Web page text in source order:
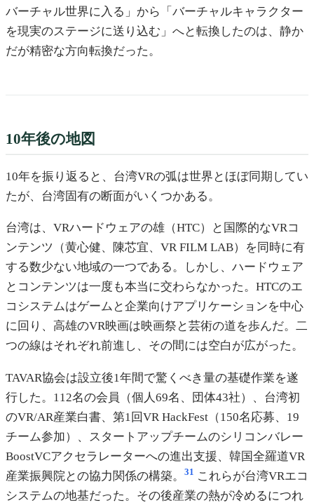
バーチャル世界に入る」から「バーチャルキャラクター
を現実のステージに送り込む」へと転換したのは、静か
だが精密な方向転換だった。
10年後の地図
10年を振り返ると、台湾VRの弧は世界とほぼ同期してい
たが、台湾固有の断面がいくつかある。
台湾は、VRハードウェアの雄（HTC）と国際的なVRコ
ンテンツ（黄心健、陳芯宜、VR FILM LAB）を同時に有
する数少ない地域の一つである。しかし、ハードウェア
とコンテンツは一度も本当に交わらなかった。HTCのエ
コシステムはゲームと企業向けアプリケーションを中心
に回り、高雄のVR映画は映画祭と芸術の道を歩んだ。二
つの線はそれぞれ前進し、その間には空白が広がった。
TAVAR協会は設立後1年間で驚くべき量の基礎作業を遂
行した。112名の会員（個人69名、団体43社）、台湾初
のVR/AR産業白書、第1回VR HackFest（150名応募、19
チーム参加）、スタートアップチームのシリコンバレー
BoostVCアクセラレーターへの進出支援、韓国全羅道VR
産業振興院との協力関係の構築。
31 これらが台湾VRエコ
システムの地基だった。その後産業の熱が冷めるにつれ